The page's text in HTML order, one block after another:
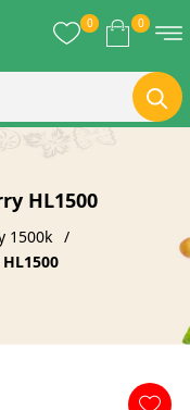
0 0
HL1500
1500k